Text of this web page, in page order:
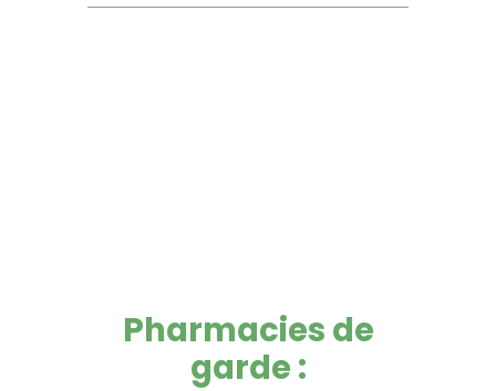
Pharmacies de
garde :